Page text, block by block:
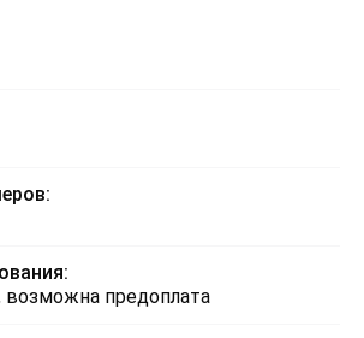
возможна предоплата